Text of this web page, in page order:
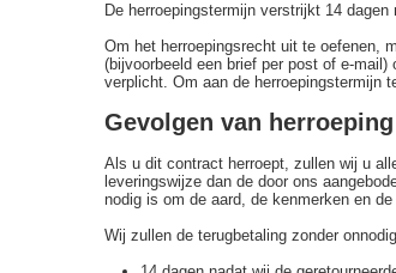
De herroepingstermijn verstrijkt 14
Om het herroepingsrecht uit te oefenen,
(bijvoorbeeld een brief per post of e-
verplicht. Om aan de herroepingstermijn
Gevolgen van herroeping
Als u dit contract herroept, zullen wij u
leveringswijze dan de door ons
nodig is om de aard, de kenmerken en
Wij zullen de terugbetaling zonder